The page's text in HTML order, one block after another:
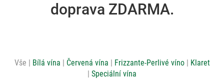
doprava ZDARMA.
Vše Bílá vína Červená vína Frizzante-Perlivé víno
Klaret
Speciální vína